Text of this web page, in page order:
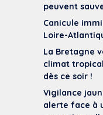
peuvent
Canicule
Loire-
La Bretagne
climat
dès ce soir !
Vigilance
alerte face à